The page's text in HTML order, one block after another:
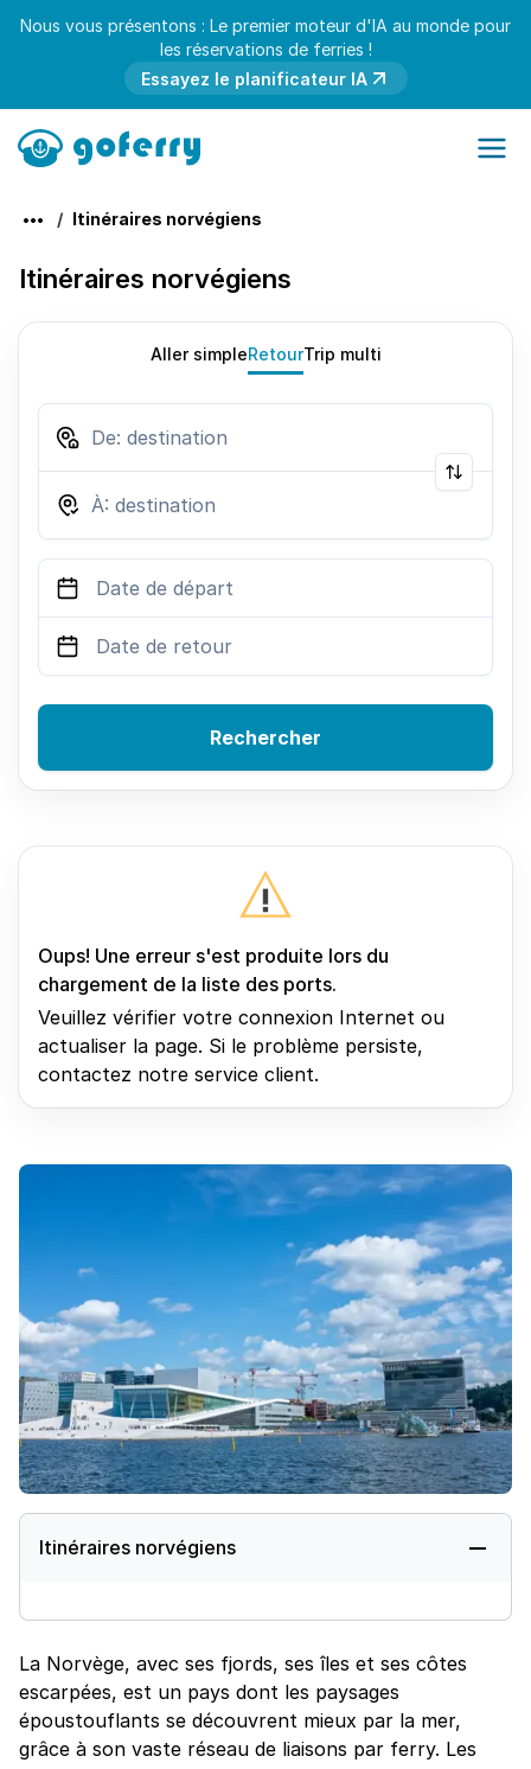
Nous vous présentons : Le premier moteur d'IA au monde pour
les réservations de ferries !
Essayez le planificateur IA
Itinéraires norvégiens
Itinéraires norvégiens
Itinéraires norvégiens
La Norvège, avec ses fjords, ses îles et ses côtes
escarpées, est un pays dont les paysages
époustouflants se découvrent mieux par la mer,
grâce à son vaste réseau de liaisons par ferry. Les
Aller simpleRetourTrip multi
Rechercher
Oups! Une erreur s'est produite lors du
chargement de la liste des ports.
Veuillez vérifier votre connexion Internet ou
actualiser la page. Si le problème persiste,
contactez notre service client.